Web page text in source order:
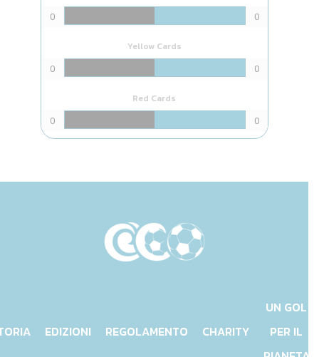
0 0
Yellow Cards
0 0
Red Cards
0 0
EDIZIONI REGOLAMENTO CHARITY
UN GOL
PER IL